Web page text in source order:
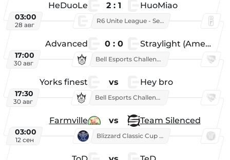
HeDuoLe 2 : 1 HuoMiao
03:00
28 авг
R6 Unite League - Season 1
Advanced 0 : 0 Straylight (American team)
17:00
30 авг
Bell Esports Challenge 2026
Yorks finest vs Hey bro
17:30
30 авг
Bell Esports Challenge 2026
Farmville vs Team Silenced
03:00
12 сен
Blizzard Classic Cup 2026